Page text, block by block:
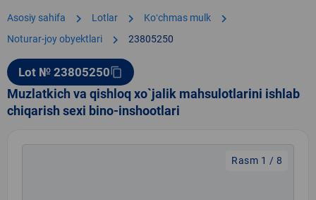
Asosiy sahifa chevron_right Lotlar chevron_right Koʻchmas mulk chevron_right
Noturar-joy obyektlari chevron_right 23805250
Lot № 23805250content_copy
Muzlatkich va qishloq xo`jalik mahsulotlarini ishlab
chiqarish sexi bino-inshootlari
Rasm 1 / 8